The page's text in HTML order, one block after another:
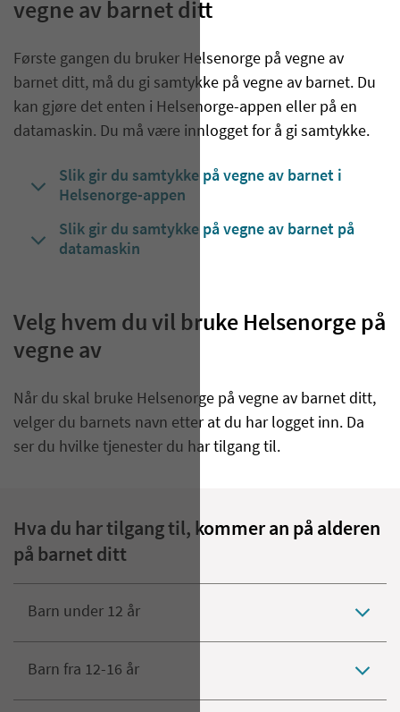
vegne av barnet ditt
Første gangen du bruker Helsenorge på vegne av
barnet ditt, må du gi samtykke på vegne av barnet. Du
kan gjøre det enten i Helsenorge-appen eller på en
datamaskin. Du må være innlogget for å gi samtykke.
Slik gir du samtykke på vegne av barnet i
Helsenorge-appen
Slik gir du samtykke på vegne av barnet på
datamaskin
Velg hvem du vil bruke Helsenorge på
vegne av
Når du skal bruke Helsenorge på vegne av barnet ditt,
velger du barnets navn etter at du har logget inn. Da
ser du hvilke tjenester du har tilgang til.
Hva du har tilgang til, kommer an på alderen
på barnet ditt
Barn under 12 år
Barn fra 12-16 år